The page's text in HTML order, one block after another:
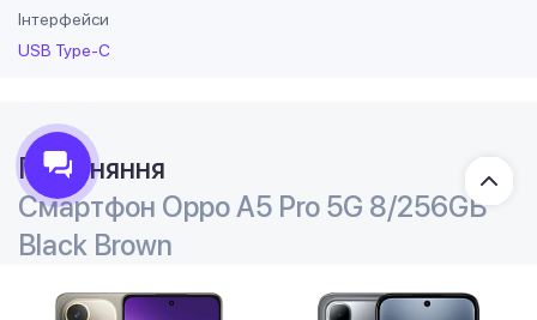
Інтерфейси
USB Type-C
Порівняння
Смартфон Oppo A5 Pro 5G 8/256GB
Black Brown